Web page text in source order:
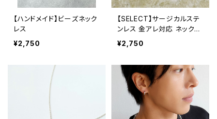
【ハンドメイド】ビーズネック
レス
¥2,750
【SELECT】サージカルステ
ンレス 金アレ対応 ネックレ
ス レディース 金属アレルギ
ー ショート スチール モチ
¥2,750